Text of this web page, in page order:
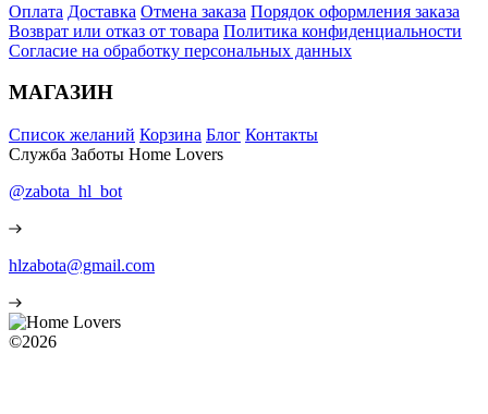
Оплата Доставка Отмена заказа Порядок оформления заказа
Возврат или отказ от товара Политика конфиденциальности
Согласие на обработку персональных данных
МАГАЗИН
Список желаний Корзина Блог Контакты
Служба Заботы Home Lovers
@zabota_hl_bot
hlzabota@gmail.com
©2026